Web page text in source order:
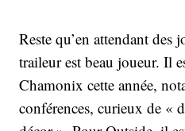
Reste qu’en attendant des
traileur est beau joueur. Il
Chamonix cette année,
conférences, curieux de «